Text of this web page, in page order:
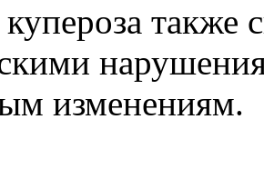
купероза
изменениям.